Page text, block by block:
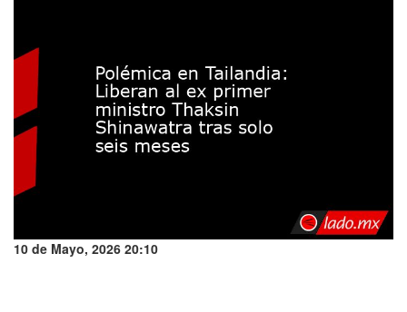
10 de Mayo, 2026 20:10